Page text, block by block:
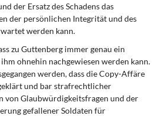
der Ersatz des Schadens das
der persönlichen Integrität und des
werden kann.
zu Guttenberg immer genau ein
ohnehin nachgewiesen werden kann.
werden, dass die Copy-Affäre
und bar strafrechtlicher
von Glaubwürdigkeitsfragen und der
gefallener Soldaten für